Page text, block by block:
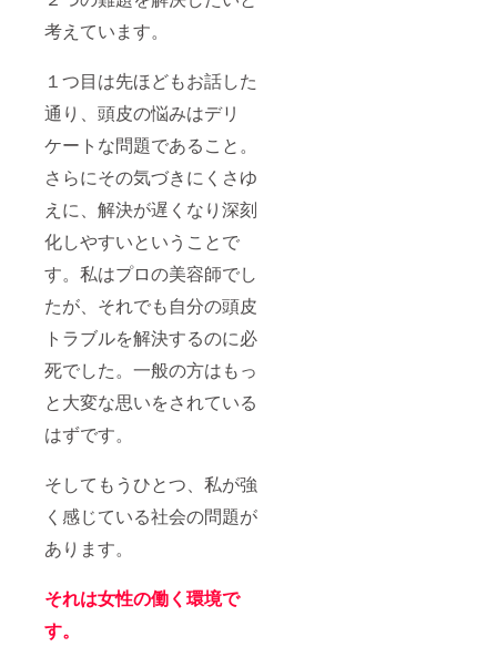
考えています。
１つ目は先ほどもお話した
通り、頭皮の悩みはデリ
ケートな問題であること。
さらにその気づきにくさゆ
えに、解決が遅くなり深刻
化しやすいということで
す。私はプロの美容師でし
たが、それでも自分の頭皮
トラブルを解決するのに必
死でした。一般の方はもっ
と大変な思いをされている
はずです。
そしてもうひとつ、私が強
く感じている社会の問題が
あります。
それは女性の働く環境で
す。